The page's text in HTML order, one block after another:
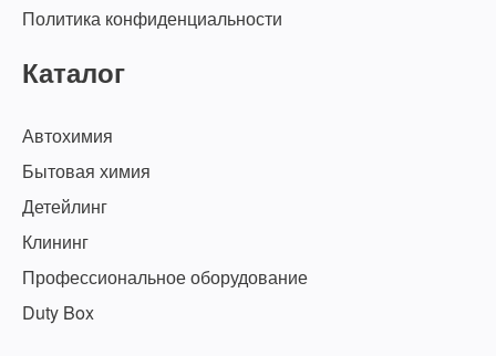
Политика конфиденциальности
Каталог
Автохимия
Бытовая химия
Детейлинг
Клининг
Профессиональное оборудование
Duty Box